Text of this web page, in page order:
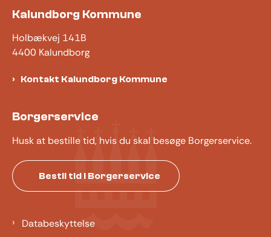
Kalundborg Kommune
Holbækvej 141B
4400 Kalundborg
Kontakt Kalundborg Kommune
Borgerservice
Husk at bestille tid, hvis du skal besøge Borgerservice.
Bestil tid i Borgerservice
Databeskyttelse